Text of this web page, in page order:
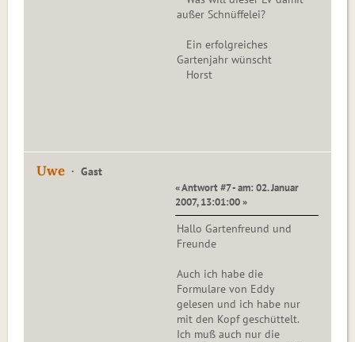
außer Schnüffelei?
Ein erfolgreiches
Gartenjahr wünscht
Horst
Uwe Gast
« Antwort #7 - am: 02. Januar
2007, 13:01:00 »
Hallo Gartenfreund und
Freunde
Auch ich habe die
Formulare von Eddy
gelesen und ich habe nur
mit den Kopf geschüttelt.
Ich muß auch nur die